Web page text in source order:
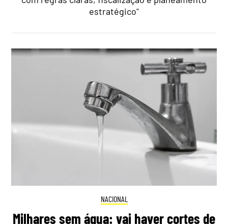
estratégico"
NACIONAL
Milhares sem água: vai haver cortes de